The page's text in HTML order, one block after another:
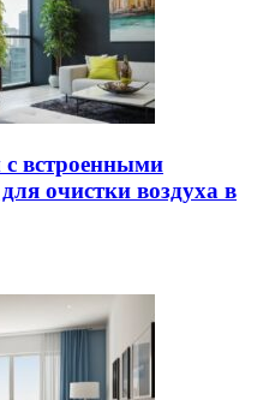
встроенными
очистки воздуха в